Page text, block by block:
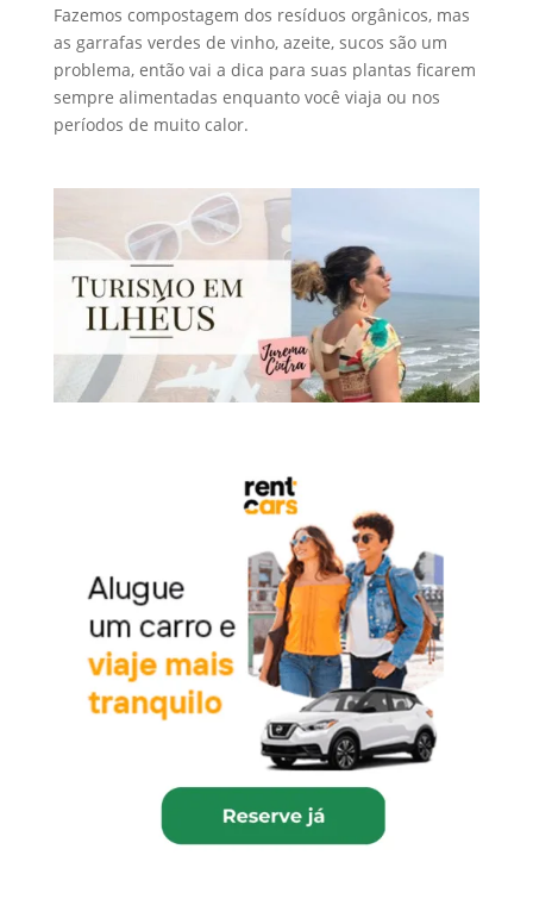
Fazemos compostagem dos resíduos orgânicos, mas
as garrafas verdes de vinho, azeite, sucos são um
problema, então vai a dica para suas plantas ficarem
sempre alimentadas enquanto você viaja ou nos
períodos de muito calor.